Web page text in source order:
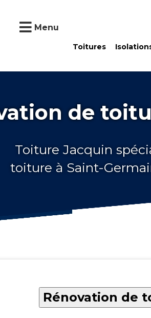
Menu
Toitures
de
Toiture Jacquin
toiture à Saint-
Rénovation de